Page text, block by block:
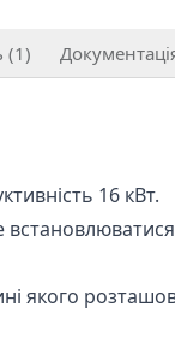
(1)
16 кВт.
якого